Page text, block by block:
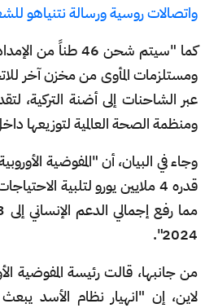
واتصالات روسية ورسالة نتنياهو
كما "سيتم شحن 46
ومستلزمات المأوى من مخزن آخر
عبر الشاحنات إلى أضنة التركية،
ومنظمة الصحة العالمية لتوزيعها
وجاء في البيان، أن "المفوضية
قدره 4 ملايين يورو لتلبية
2024".
من جانبها، قالت رئيسة المفوضية
لاين، إن "انهيار نظام الأسد